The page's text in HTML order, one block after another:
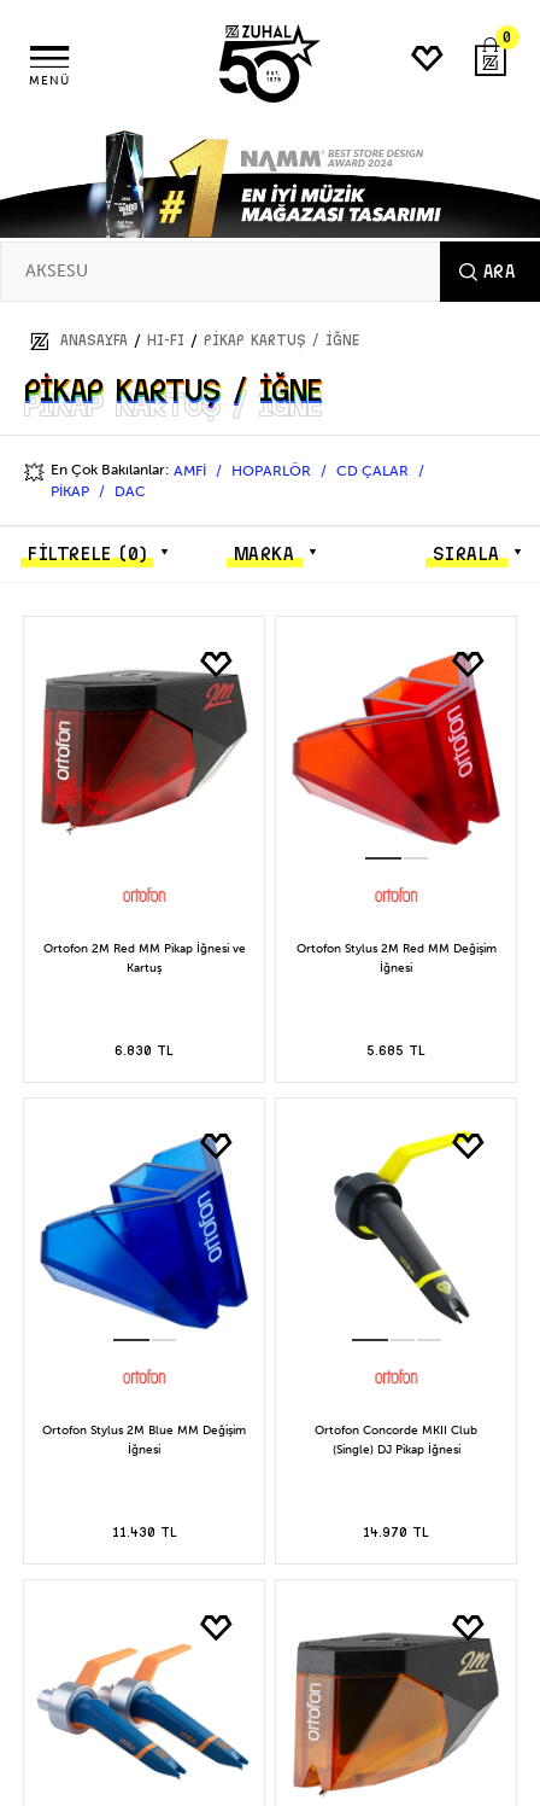
MENÜ
0
ARA
ANASAYFA / HI-FI / PİKAP KARTUŞ / İĞNE
PİKAP KARTUŞ / İĞNE
PİKAP KARTUŞ / İĞNE
💥 En Çok Bakılanlar: AMFİ HOPARLÖR
CD ÇALAR
PİKAP
DAC
FİLTRELE(0) MARKA SIRALA
Ortofon 2M Red MM Pikap İğnesi ve
Kartuş
6.830 TL
Ortofon Stylus 2M Red MM Değişim
İğnesi
5.685 TL
Ortofon Stylus 2M Blue MM Değişim
İğnesi
11.430 TL
Ortofon Concorde MKII Club
(Single) DJ Pikap İğnesi
14.970 TL